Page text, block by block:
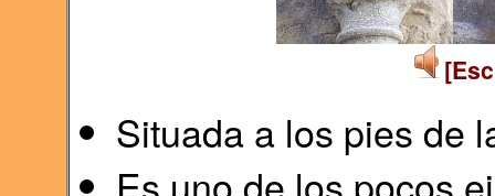
Situada a los pies de